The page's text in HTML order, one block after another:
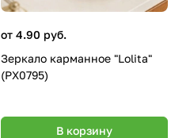
от 4.90 руб.
Зеркало карманное "Lolita"
(PX0795)
В корзину